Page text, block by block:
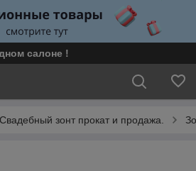
салоне !
Свадебный зонт прокат и продажа.